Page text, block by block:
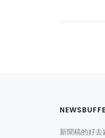
新聞稿的好